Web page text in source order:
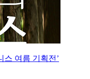
스 여름 기획전’